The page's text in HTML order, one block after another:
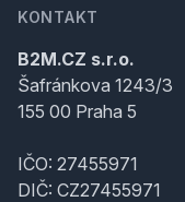
KONTAKT
B2M.CZ s.r.o.
Šafránkova 1243/3
155 00 Praha 5
IČO: 27455971
DIČ: CZ27455971